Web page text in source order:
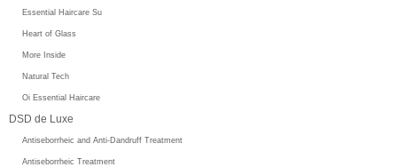
Essential Haircare Su
Heart of Glass
More Inside
Natural Tech
Oi Essential Haircare
DSD de Luxe
Antiseborrheic and Anti-Dandruff Treatment
Antiseborrheic Treatment